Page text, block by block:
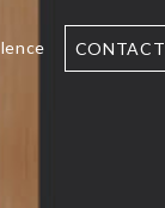
CONTACT